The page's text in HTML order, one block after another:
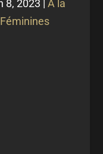
8, 2023 | A la
Féminines